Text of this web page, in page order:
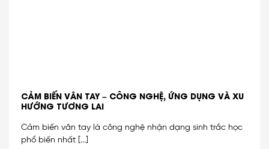
CẢM BIẾN VÂN TAY – CÔNG NGHỆ, ỨNG DỤNG VÀ XU
HƯỚNG TƯƠNG LAI
Cảm biến vân tay là công nghệ nhận dạng sinh trắc học
phổ biến nhất [...]